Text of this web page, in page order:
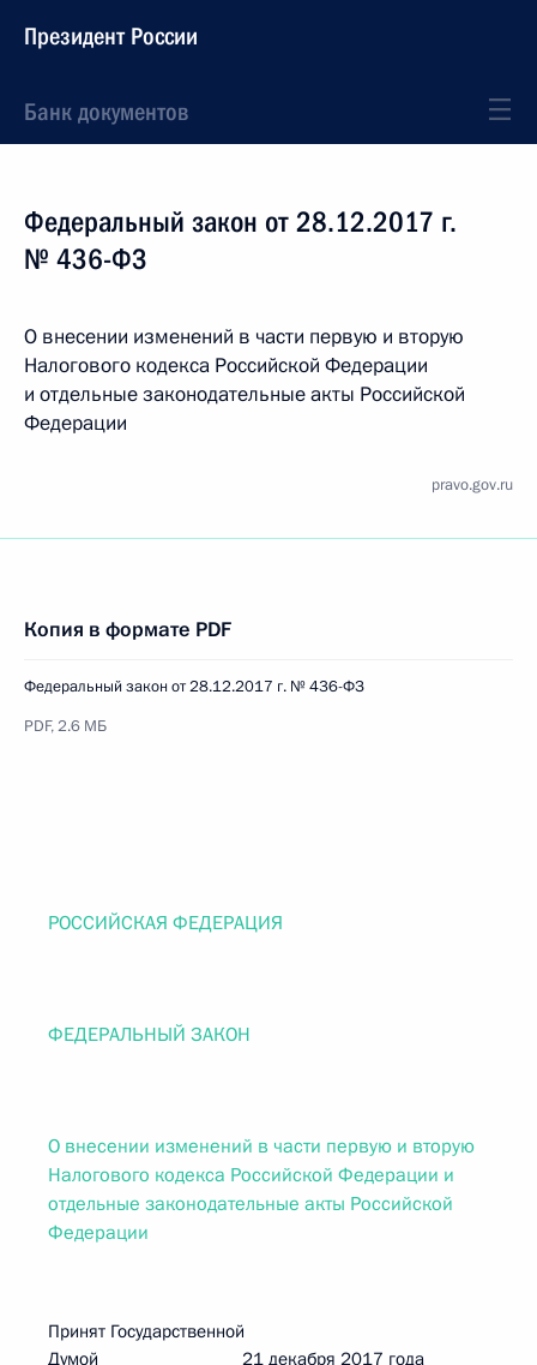
Президент России
Банк документов
Федеральный закон от 28.12.2017 г.
№ 436-ФЗ
О внесении изменений в части первую и вторую
Налогового кодекса Российской Федерации
и отдельные законодательные акты Российской
Федерации
pravo.gov.ru
Копия в формате PDF
Федеральный закон от 28.12.2017 г. № 436-ФЗ
PDF, 2.6 МБ
РОССИЙСКАЯ ФЕДЕРАЦИЯ
ФЕДЕРАЛЬНЫЙ ЗАКОН
О внесении изменений в части первую и вторую
Налогового кодекса Российской Федерации и
отдельные законодательные акты Российской
Федерации
Принят Государственной
Думой 21 декабря 2017 года